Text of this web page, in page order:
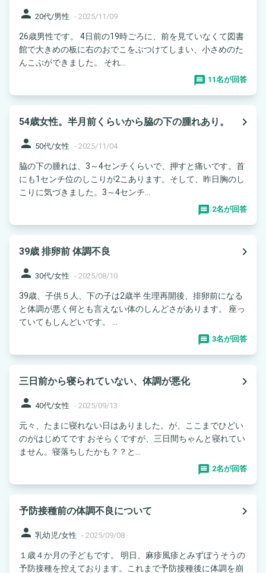
person 20代/男性 - 2025/11/09
26歳男性です。 4日前の19時ごろに、前を見ていなくて図書
館で大きめの板に右のおでこをぶつけてしまい、小さめのた
んこぶができました。 それ...
11名が回答
54歳女性。半月前くらいから脇の下の腫れあり。
navigate_next
person 50代/女性 - 2025/11/04
脇の下の腫れは、3～4センチくらいで、押すと痛いです。首
にも1センチ位のしこりが2こあります。そして、昨日胸のし
こりに気づきました。3～4センチ...
2名が回答
39歳 排卵前 体調不良
navigate_next
person 30代/女性 - 2025/08/10
39歳、子供５人、下の子は2歳半 生理再開後、排卵前になる
と体調が悪く何とも言えない体のしんどさがあります。 座っ
ていてもしんどいです。 ...
3名が回答
三日前から寝られていない、体調が悪化
navigate_next
person 40代/女性 - 2025/09/13
元々、たまに寝れない日はありました。が、ここまでひどい
のがはじめてです おそらくですが、三日間ちゃんと寝れてい
ません。寝落ちしたかも？？と...
2名が回答
予防接種前の体調不良について
navigate_next
person 乳幼児/女性 - 2025/09/08
１歳４か月の子どもです。 明日、麻疹風疹とみずぼうそうの
予防接種を控えております。これまで予防接種後に体調を崩